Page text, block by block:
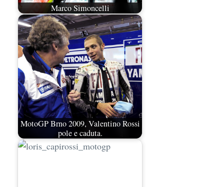
Marco Simoncelli
MotoGP Brno 2009, Valentino Rossi
pole e caduta.